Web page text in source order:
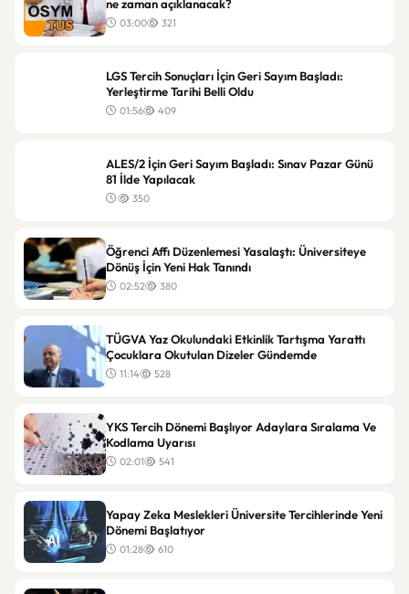
ne zaman açıklanacak?
03:00 321
LGS Tercih Sonuçları İçin Geri Sayım Başladı:
Yerleştirme Tarihi Belli Oldu
01:56 409
ALES/2 İçin Geri Sayım Başladı: Sınav Pazar Günü
81 İlde Yapılacak
350
Öğrenci Affı Düzenlemesi Yasalaştı: Üniversiteye
Dönüş İçin Yeni Hak Tanındı
02:52 380
TÜGVA Yaz Okulundaki Etkinlik Tartışma Yarattı
Çocuklara Okutulan Dizeler Gündemde
11:14 528
YKS Tercih Dönemi Başlıyor Adaylara Sıralama Ve
Kodlama Uyarısı
02:01 541
Yapay Zeka Meslekleri Üniversite Tercihlerinde Yeni
Dönemi Başlatıyor
01:28 610